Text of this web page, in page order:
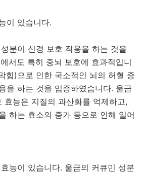
이 있습니다.
분이 신경 보호 작용을 하는 것을
서도 특히 중뇌 보호에 효과적입니
힘)으로 인한 국소적인 뇌의 허혈 증
을 하는 것을 입증하였습니다. 울금
효능은 지질의 과산화를 억제하고,
하는 효소의 증가 등으로 인해 일어
능이 있습니다. 울금의 커큐민 성분